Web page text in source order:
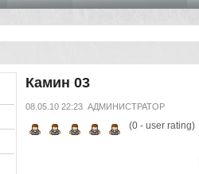
Камин 03
08.05.10 22:23 АДМИНИСТРАТОР
(0- user rating)